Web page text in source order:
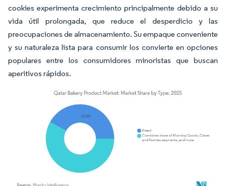
cookies experimenta crecimiento principalmente debido a su
vida útil prolongada, que reduce el desperdicio y las
preocupaciones de almacenamiento. Su empaque conveniente
y su naturaleza lista para consumir los convierte en opciones
populares entre los consumidores minoristas que buscan
aperitivos rápidos.